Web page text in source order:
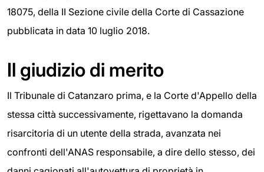
18075, della II Sezione civile della Corte di Cassazione
pubblicata in data 10 luglio 2018.
Il giudizio di merito
Il Tribunale di Catanzaro prima, e la Corte d'Appello della
stessa città successivamente, rigettavano la domanda
risarcitoria di un utente della strada, avanzata nei
confronti dell'ANAS responsabile, a dire dello stesso, dei